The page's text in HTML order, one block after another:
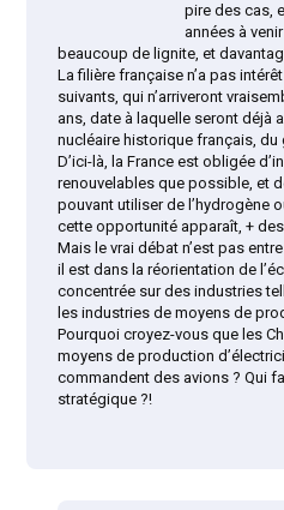
pire des cas,
années à
beaucoup de lignite, et
La filière française n’a pas
suivants, qui n’arriveront
ans, date à laquelle seront déjà
nucléaire historique français, du
D’ici-là, la France est obligée
renouvelables que possible, et
pouvant utiliser de l’hydrogène
cette opportunité apparaît, + des
Mais le vrai débat n’est pas
il est dans la réorientation de
concentrée sur des industries
les industries de moyens de
Pourquoi croyez-vous que les
moyens de production
commandent des avions ? Qui
stratégique ?!